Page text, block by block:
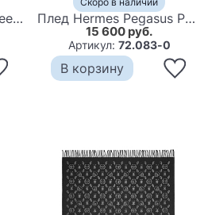
Плед Hermes Horse Green Plaid Плед Hermes Pegasus Purple Plaid
15 600 руб.
Артикул: 72.083-0
В корзину